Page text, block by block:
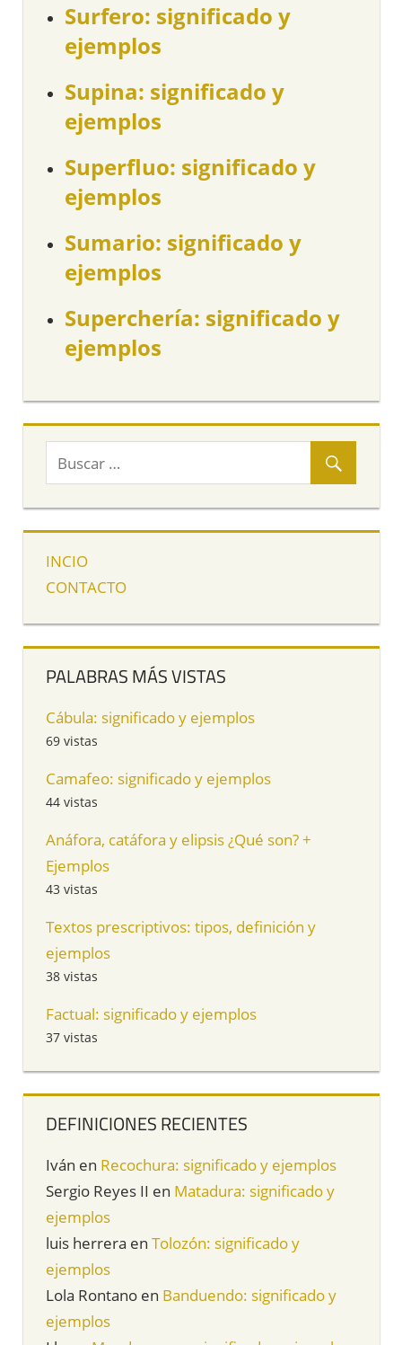
Surfero: significado y
ejemplos
Supina: significado y
ejemplos
Superfluo: significado y
ejemplos
Sumario: significado y
ejemplos
Superchería: significado y
ejemplos
INCIO
CONTACTO
PALABRAS MÁS VISTAS
Cábula: significado y ejemplos
69 vistas
Camafeo: significado y ejemplos
44 vistas
Anáfora, catáfora y elipsis ¿Qué son? +
Ejemplos
43 vistas
Textos prescriptivos: tipos, definición y
ejemplos
38 vistas
Factual: significado y ejemplos
37 vistas
DEFINICIONES RECIENTES
Iván en Recochura: significado y ejemplos
Sergio Reyes II en Matadura: significado y
ejemplos
luis herrera en Tolozón: significado y
ejemplos
Lola Rontano en Banduendo: significado y
ejemplos